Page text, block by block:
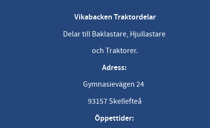
Vikabacken Traktordelar
Delar till Baklastare, Hjullastare
och Traktorer.
Adress:
Gymnasievägen 24
93157 Skellefteå
Öppettider: